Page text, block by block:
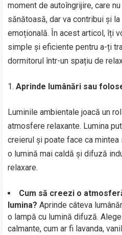
moment de autoîngrijire, care
sănătoasă, dar va contribui și
emoțională. În acest articol, îți
simple și eficiente pentru a-ți
dormitorul într-un spațiu de
Aprinde lumânări sau
Luminile ambientale joacă un
atmosfere relaxante. Lumina
creierul și poate face ca
o lumină mai caldă și difuză
relaxare.
Cum să creezi o
lumina? Aprinde câteva
o lampă cu lumină difuză.
calmante, cum ar fi lavanda,